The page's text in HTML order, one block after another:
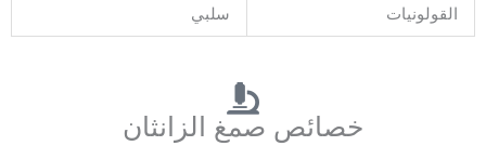
القولونيات سلبي
خصائص صمغ الزانثان